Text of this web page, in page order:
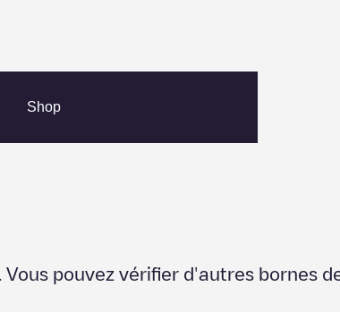
Shop
. Vous pouvez vérifier d'autres bornes